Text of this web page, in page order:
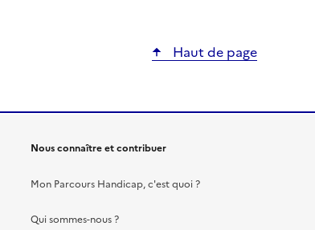
Haut de page
Nous connaître et contribuer
Mon Parcours Handicap, c'est quoi ?
Qui sommes-nous ?